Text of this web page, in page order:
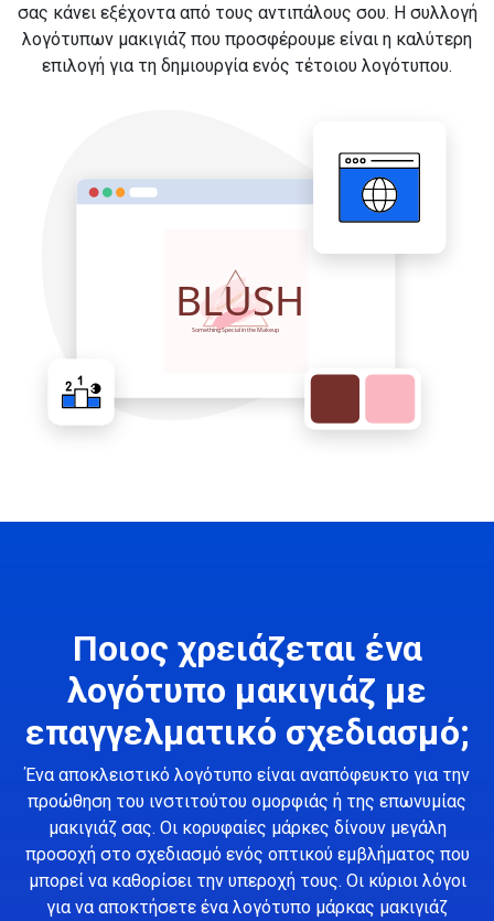
σας κάνει εξέχοντα από τους αντιπάλους σου. Η συλλογή
λογότυπων μακιγιάζ που προσφέρουμε είναι η καλύτερη
επιλογή για τη δημιουργία ενός τέτοιου λογότυπου.
Ποιος χρειάζεται ένα
λογότυπο μακιγιάζ με
επαγγελματικό σχεδιασμό;
Ένα αποκλειστικό λογότυπο είναι αναπόφευκτο για την
προώθηση του ινστιτούτου ομορφιάς ή της επωνυμίας
μακιγιάζ σας. Οι κορυφαίες μάρκες δίνουν μεγάλη
προσοχή στο σχεδιασμό ενός οπτικού εμβλήματος που
μπορεί να καθορίσει την υπεροχή τους. Οι κύριοι λόγοι
για να αποκτήσετε ένα λογότυπο μάρκας μακιγιάζ